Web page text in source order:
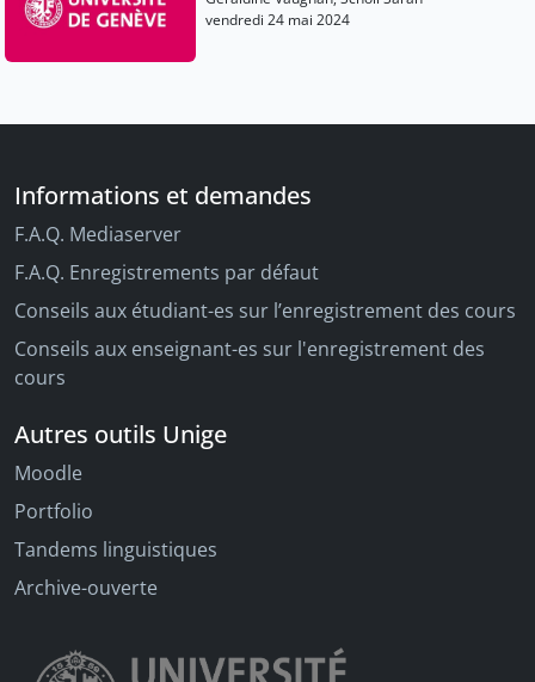
vendredi 24 mai 2024
Informations et demandes
F.A.Q. Mediaserver
F.A.Q. Enregistrements par défaut
Conseils aux étudiant-es sur l’enregistrement des cours
Conseils aux enseignant-es sur l'enregistrement des
cours
Autres outils Unige
Moodle
Portfolio
Tandems linguistiques
Archive-ouverte